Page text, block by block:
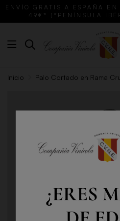
¿ERES
ENVÍO GRATIS A ESPAÑA EN
49€* (*PENÍNSULA
Inicio Palo Cortado en Rama